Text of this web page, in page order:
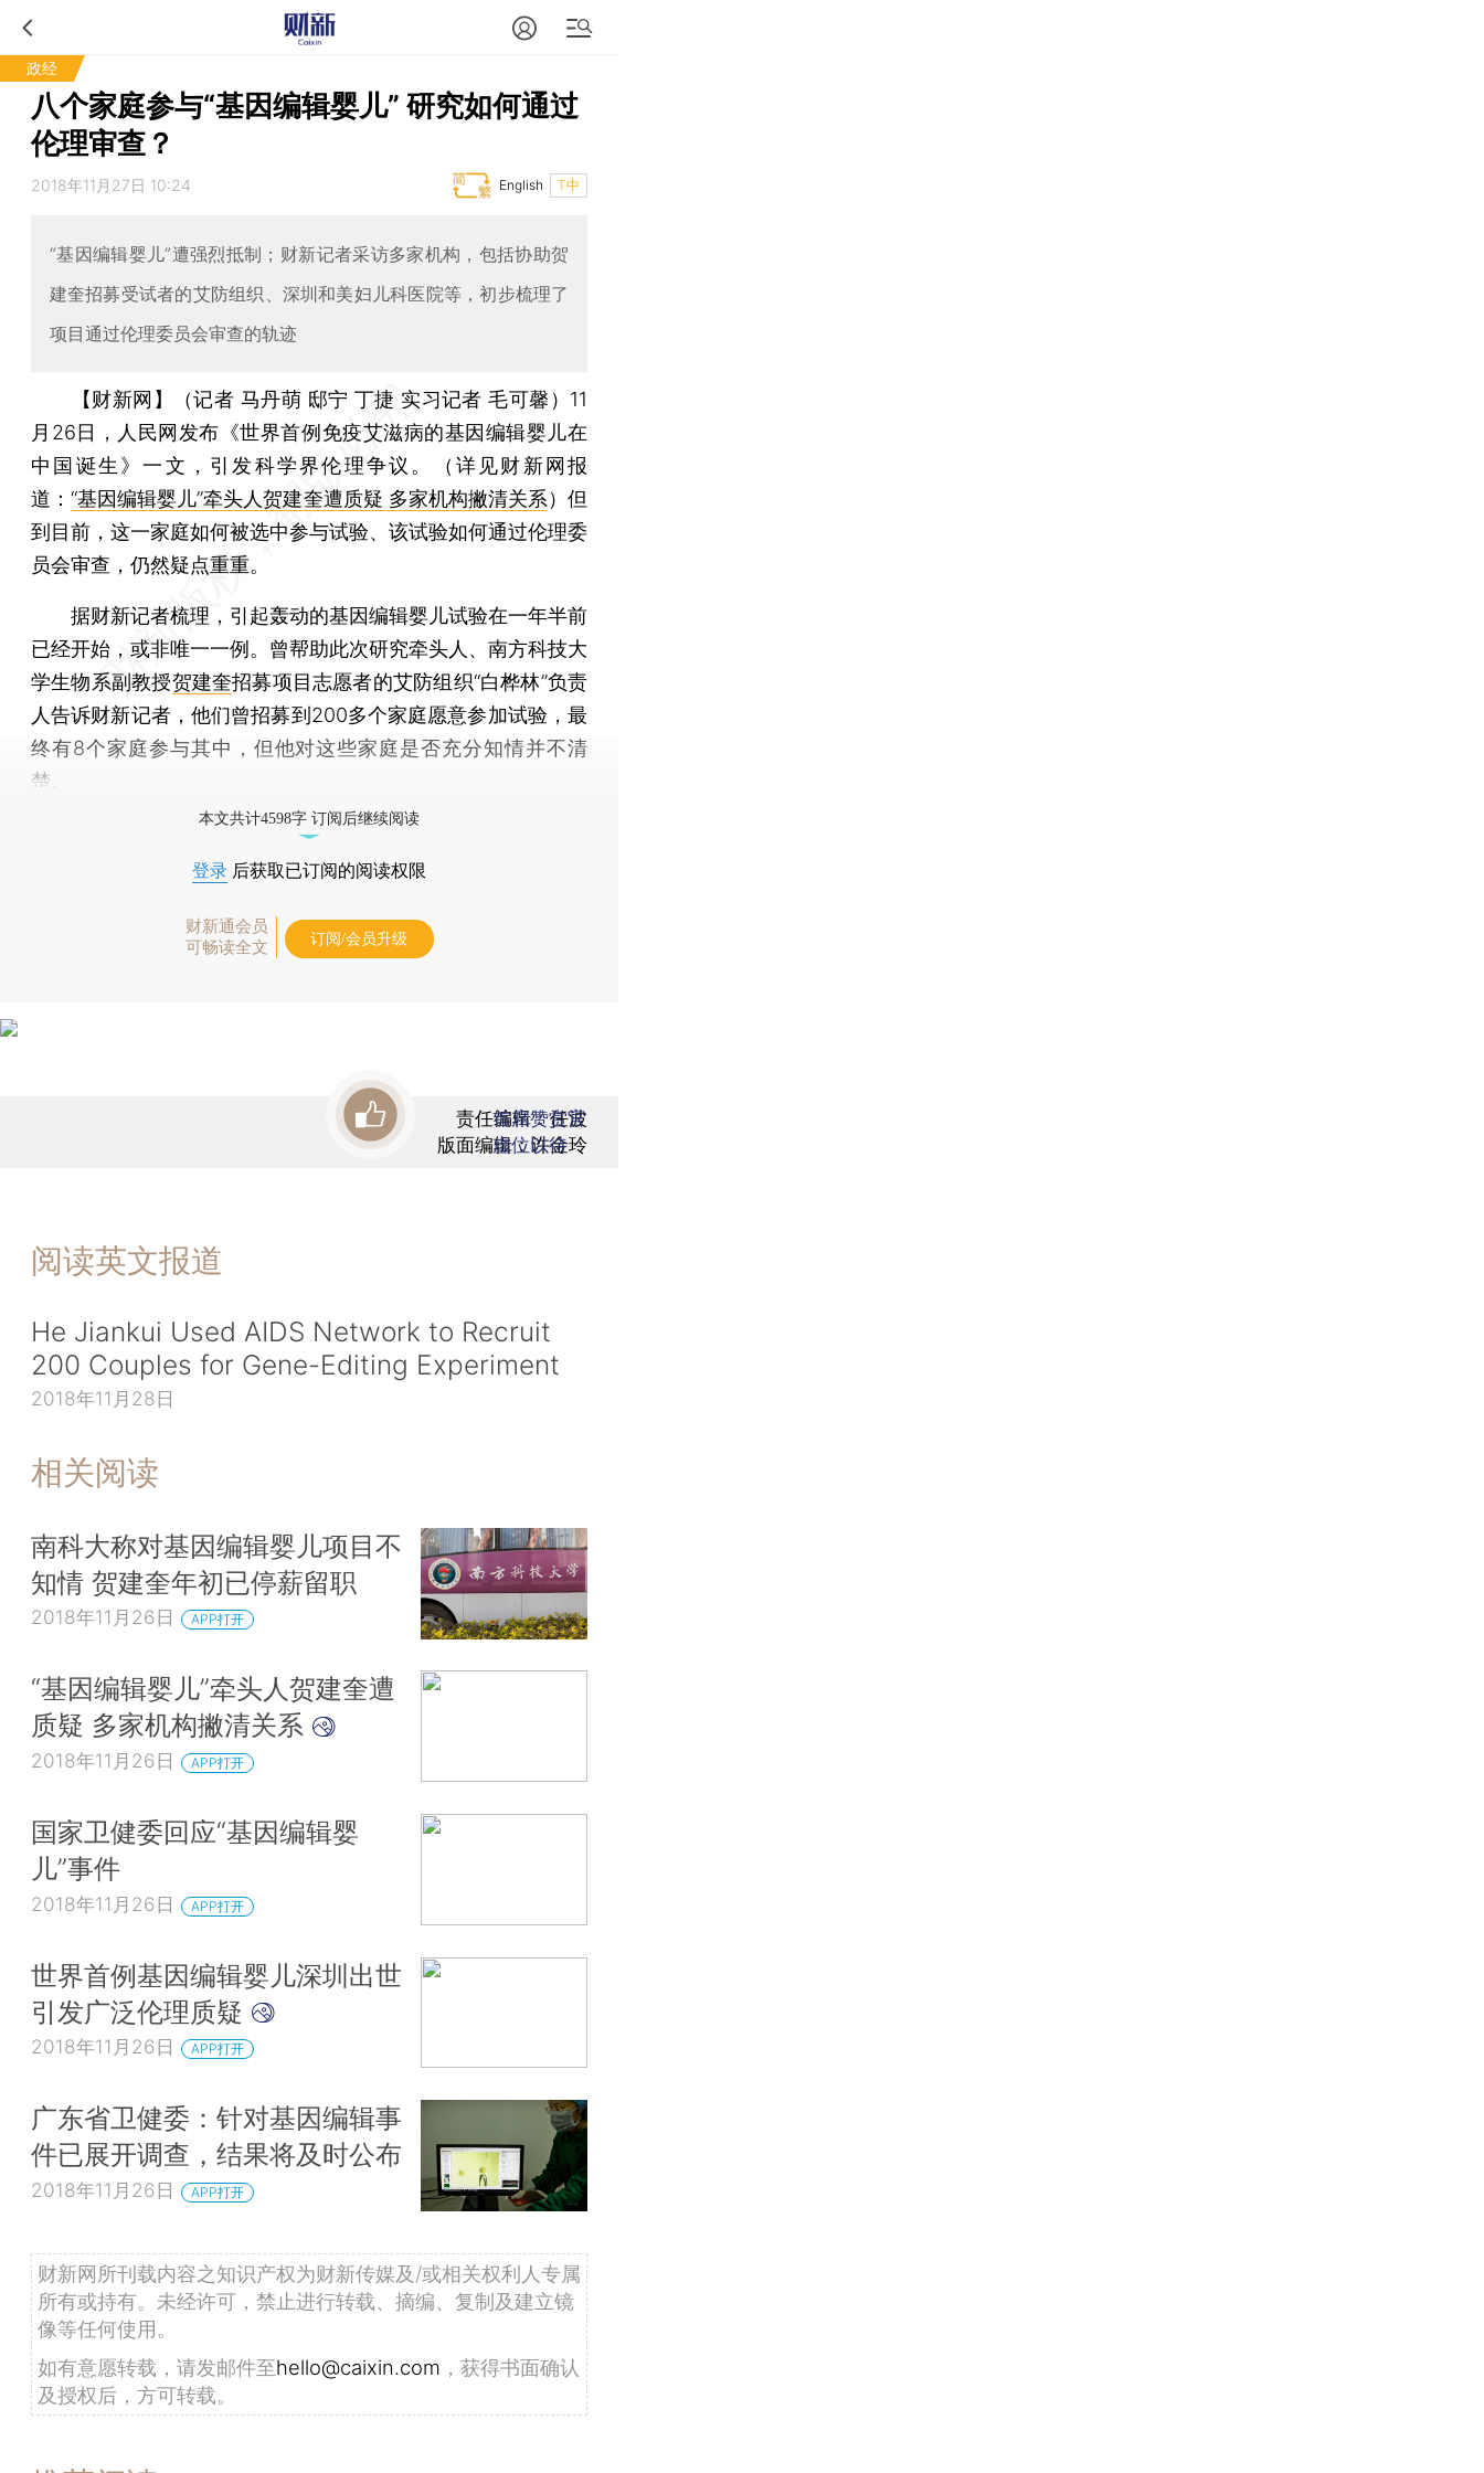
政经
八个家庭参与“基因编辑婴儿” 研究如何通过
伦理审查？
2018年11月27日 10:24 T中
English
“基因编辑婴儿”遭强烈抵制；财新记者采访多家机构，包括协助贺
建奎招募受试者的艾防组织、深圳和美妇儿科医院等，初步梳理了
项目通过伦理委员会审查的轨迹
【财新网】（记者 马丹萌 邸宁 丁捷 实习记者 毛可馨） 11
月26日，人民网发布《世界首例免疫艾滋病的基因编辑婴儿在
中国诞生》一文，引发科学界伦理争议。（详见财新网报
道：“基因编辑婴儿”牵头人贺建奎遭质疑 多家机构撇清关系）但
到目前，这一家庭如何被选中参与试验、该试验如何通过伦理委
员会审查，仍然疑点重重。
据财新记者梳理，引起轰动的基因编辑婴儿试验在一年半前
已经开始，或非唯一一例。曾帮助此次研究牵头人、南方科技大
学生物系副教授贺建奎招募项目志愿者的艾防组织“白桦林”负责
人告诉财新记者，他们曾招募到200多个家庭愿意参加试验，最
终有8个家庭参与其中，但他对这些家庭是否充分知情并不清
楚。
本文共计4598字 订阅后继续阅读
登录 后获取已订阅的阅读权限
财新通会员
可畅读全文
订阅/会员升级
责任编辑：任波
版面编辑：许金玲
首席赞赏官
虚位以待
阅读英文报道
He Jiankui Used AIDS Network to Recruit
200 Couples for Gene-Editing Experiment
2018年11月28日
相关阅读
南科大称对基因编辑婴儿项目不
知情 贺建奎年初已停薪留职
2018年11月26日 APP打开
“基因编辑婴儿”牵头人贺建奎遭
质疑 多家机构撇清关系
2018年11月26日 APP打开
国家卫健委回应“基因编辑婴
儿”事件
2018年11月26日 APP打开
世界首例基因编辑婴儿深圳出世
引发广泛伦理质疑
2018年11月26日 APP打开
广东省卫健委：针对基因编辑事
件已展开调查，结果将及时公布
2018年11月26日 APP打开
财新网所刊载内容之知识产权为财新传媒及/或相关权利人专属
所有或持有。未经许可，禁止进行转载、摘编、复制及建立镜
像等任何使用。
如有意愿转载，请发邮件至hello@caixin.com ，获得书面确认
及授权后，方可转载。